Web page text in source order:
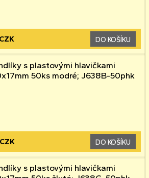
DO KOŠÍKU
s plastovými hlavičkami
50ks modré; J638B-50phk
DO KOŠÍKU
s plastovými hlavičkami